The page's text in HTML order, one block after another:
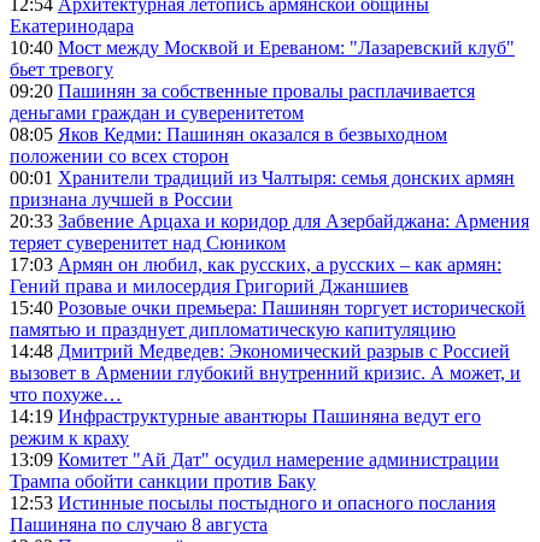
12:54 Архитектурная летопись армянской общины
Екатеринодара
10:40 Мост между Москвой и Ереваном: "Лазаревский клуб"
бьет тревогу
09:20 Пашинян за собственные провалы расплачивается
деньгами граждан и суверенитетом
08:05 Яков Кедми: Пашинян оказался в безвыходном
положении со всех сторон
00:01 Хранители традиций из Чалтыря: семья донских армян
признана лучшей в России
20:33 Забвение Арцаха и коридор для Азербайджана: Армения
теряет суверенитет над Сюником
17:03 Армян он любил, как русских, а русских – как армян:
Гений права и милосердия Григорий Джаншиев
15:40 Розовые очки премьера: Пашинян торгует исторической
памятью и празднует дипломатическую капитуляцию
14:48 Дмитрий Медведев: Экономический разрыв с Россией
вызовет в Армении глубокий внутренний кризис. А может, и
что похуже…
14:19 Инфраструктурные авантюры Пашиняна ведут его
режим к краху
13:09 Комитет "Ай Дат" осудил намерение администрации
Трампа обойти санкции против Баку
12:53 Истинные посылы постыдного и опасного послания
Пашиняна по случаю 8 августа